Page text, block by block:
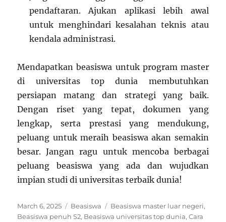
pendaftaran. Ajukan aplikasi lebih awal
untuk menghindari kesalahan teknis atau
kendala administrasi.
Mendapatkan beasiswa untuk program master
di universitas top dunia membutuhkan
persiapan matang dan strategi yang baik.
Dengan riset yang tepat, dokumen yang
lengkap, serta prestasi yang mendukung,
peluang untuk meraih beasiswa akan semakin
besar. Jangan ragu untuk mencoba berbagai
peluang beasiswa yang ada dan wujudkan
impian studi di universitas terbaik dunia!
Posted
on
March 6, 2025 Categories
Beasiswa Tags
Beasiswa master luar negeri,
Beasiswa penuh S2, Beasiswa universitas top dunia,Cara